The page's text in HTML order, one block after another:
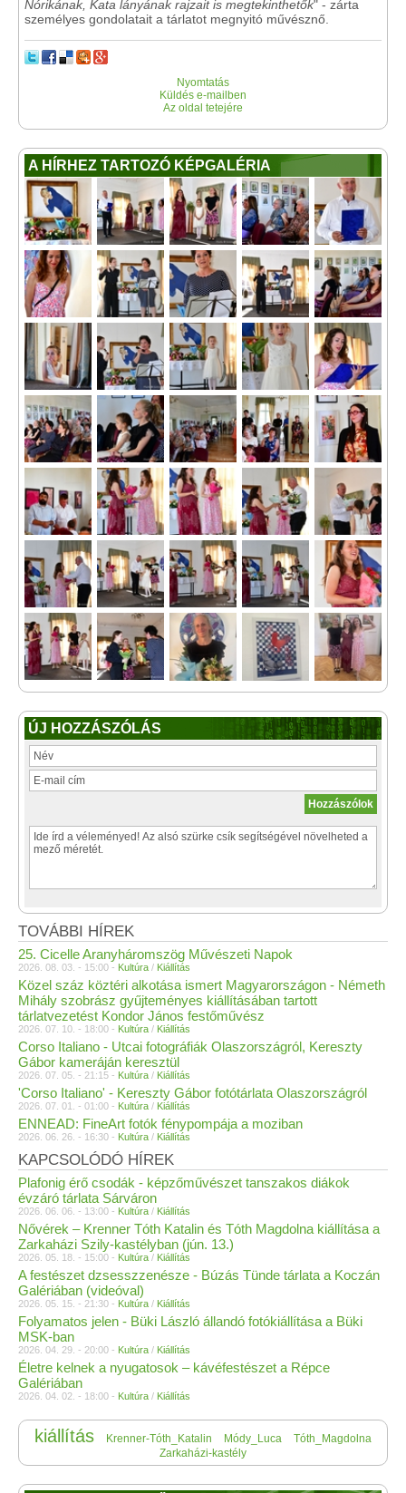
Nórikának, Kata lányának rajzait is megtekinthetők" - zárta
személyes gondolatait a tárlatot megnyitó művésznő.
Nyomtatás
Küldés e-mailben
Az oldal tetejére
A HÍRHEZ TARTOZÓ KÉPGALÉRIA
ÚJ HOZZÁSZÓLÁS
TOVÁBBI HÍREK
25. Cicelle Aranyháromszög Művészeti Napok
2026. 08. 03. - 15:00 - Kultúra / Kiállítás
Közel száz köztéri alkotása ismert Magyarországon - Németh
Mihály szobrász gyűjteményes kiállításában tartott
tárlatvezetést Kondor János festőművész
2026. 07. 10. - 18:00 - Kultúra / Kiállítás
Corso Italiano - Utcai fotográfiák Olaszországról, Kereszty
Gábor kameráján keresztül
2026. 07. 05. - 21:15 - Kultúra / Kiállítás
'Corso Italiano' - Kereszty Gábor fotótárlata Olaszországról
2026. 07. 01. - 01:00 - Kultúra / Kiállítás
ENNEAD: FineArt fotók fénypompája a moziban
2026. 06. 26. - 16:30 - Kultúra / Kiállítás
KAPCSOLÓDÓ HÍREK
Plafonig érő csodák - képzőművészet tanszakos diákok
évzáró tárlata Sárváron
2026. 06. 06. - 13:00 - Kultúra / Kiállítás
Nővérek – Krenner Tóth Katalin és Tóth Magdolna kiállítása a
Zarkaházi Szily-kastélyban (jún. 13.)
2026. 05. 18. - 15:00 - Kultúra / Kiállítás
A festészet dzsesszzenésze - Búzás Tünde tárlata a Koczán
Galériában (videóval)
2026. 05. 15. - 21:30 - Kultúra / Kiállítás
Folyamatos jelen - Büki László állandó fotókiállítása a Büki
MSK-ban
2026. 04. 29. - 20:00 - Kultúra / Kiállítás
Életre kelnek a nyugatosok – kávéfestészet a Répce
Galériában
2026. 04. 02. - 18:00 - Kultúra / Kiállítás
kiállítás Krenner-Tóth_Katalin Módy_Luca
Tóth_Magdolna
Zarkaházi-kastély